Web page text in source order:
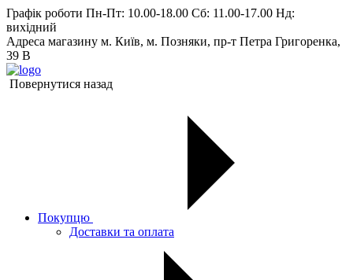
Графік роботи Пн-Пт: 10.00-18.00 Сб: 11.00-17.00 Нд:
вихiдний
Адреса магазину м. Київ, м. Позняки, пр-т Петра Григоренка,
39 В
Повернутися назад
Покупцю
Доставки та оплата